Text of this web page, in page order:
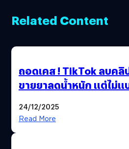
Related Content
ถอดเคส ! TikTok ลบคลิ
ขายยาลดน้ำหนัก แต่ไม่แ
24/12/2025
Read More